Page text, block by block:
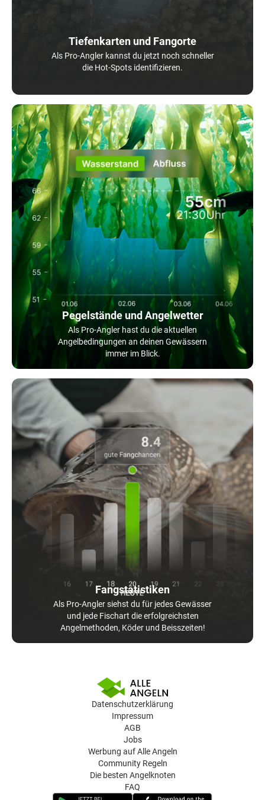
Tiefenkarten und Fangorte
Als Pro-Angler kannst du jetzt noch schneller
die Hot-Spots identifizieren.
Pegelstände und Angelwetter
Als Pro-Angler hast du die aktuellen
Angelbedingungen an deinen Gewässern
immer im Blick.
Fangstatistiken
Als Pro-Angler siehst du für jedes Gewässer
und jede Fischart die erfolgreichsten
Angelmethoden, Köder und Beisszeiten!
Datenschutzerklärung
Impressum
AGB
Jobs
Werbung auf Alle Angeln
Community Regeln
Die besten Angelknoten
FAQ